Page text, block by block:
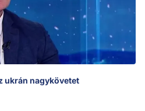
ukrán nagykövetet